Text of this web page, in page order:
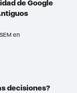
de Google
en
decisiones?